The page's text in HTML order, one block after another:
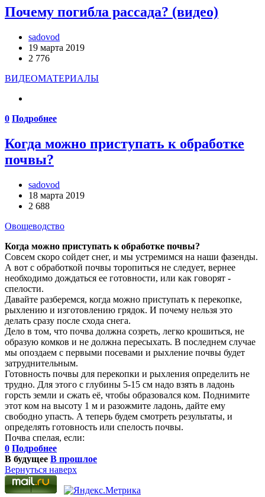
Почему погибла рассада? (видео)
sadovod
19 марта 2019
2 776
ВИДЕОМАТЕРИАЛЫ
0 Подробнее
Когда можно приступать к обработке
почвы?
sadovod
18 марта 2019
2 688
Овощеводство
Когда можно приступать к обработке почвы?
Совсем скоро сойдет снег, и мы устремимся на наши фазенды.
А вот с обработкой почвы торопиться не следует, вернее
необходимо дождаться ее готовности, или как говорят -
спелости.
Давайте разберемся, когда можно приступать к перекопке,
рыхлению и изготовлению грядок. И почему нельзя это
делать сразу после схода снега.
Дело в том, что почва должна созреть, легко крошиться, не
образую комков и не должна пересыхать. В последнем случае
мы опоздаем с первыми посевами и рыхление почвы будет
затруднительным.
Готовность почвы для перекопки и рыхления определить не
трудно. Для этого с глубины 5-15 см надо взять в ладонь
горсть земли и сжать её, чтобы образовался ком. Поднимите
этот ком на высоту 1 м и разожмите ладонь, дайте ему
свободно упасть. А теперь будем смотреть результаты, и
определять готовность или спелость почвы.
Почва спелая, если:
0 Подробнее
В будущее В прошлое
Вернуться наверх